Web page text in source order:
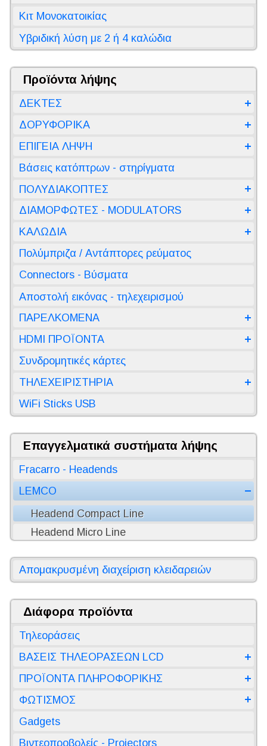
Κιτ Μονοκατοικίας
Υβριδική λύση με 2 ή 4 καλώδια
Προϊόντα λήψης
ΔΕΚΤΕΣ
ΔΟΡΥΦΟΡΙΚΑ
ΕΠΙΓΕΙΑ ΛΗΨΗ
Βάσεις κατόπτρων - στηρίγματα
ΠΟΛΥΔΙΑΚΟΠΤΕΣ
ΔΙΑΜΟΡΦΩΤΕΣ - MODULATORS
ΚΑΛΩΔΙΑ
Πολύμπριζα / Αντάπτορες ρεύματος
Connectors - Βύσματα
Αποστολή εικόνας - τηλεχειρισμού
ΠΑΡΕΛΚΟΜΕΝΑ
HDMI ΠΡΟΪΟΝΤΑ
Συνδρομητικές κάρτες
ΤΗΛΕΧΕΙΡΙΣΤΗΡΙΑ
WiFi Sticks USB
Επαγγελματικά συστήματα λήψης
Fracarro - Headends
LEMCO
Headend Compact Line
Headend Micro Line
Απομακρυσμένη διαχείριση κλειδαρειών
Διάφορα προϊόντα
Τηλεοράσεις
ΒΑΣΕΙΣ ΤΗΛΕΟΡΑΣΕΩΝ LCD
ΠΡΟΪΟΝΤΑ ΠΛΗΡΟΦΟΡΙΚΗΣ
ΦΩΤΙΣΜΟΣ
Gadgets
Βιντεοπροβολείς - Projectors